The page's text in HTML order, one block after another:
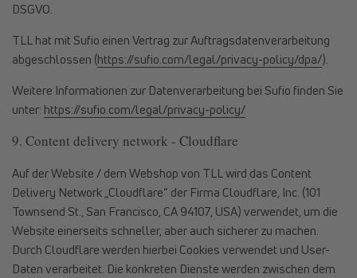
DSGVO.
TLL hat mit Sufio einen Vertrag zur Auftragsdatenverarbeitung
abgeschlossen (https://sufio.com/legal/privacy-policy/dpa/).
Weitere Informationen zur Datenverarbeitung bei Sufio finden Sie
unter: https://sufio.com/legal/privacy-policy/
9. Content delivery network - Cloudflare
Auf der Website / dem Webshop von TLL wird das Content
Delivery Network „Cloudflare“ der Firma Cloudflare, Inc. (101
Townsend St., San Francisco, CA 94107, USA) verwendet, um die
Website einerseits schneller, aber auch sicherer zu machen.
Durch Cloudflare werden hierbei Cookies verwendet und User-
Daten verarbeitet. Die konkreten Dienste werden zwischen dem